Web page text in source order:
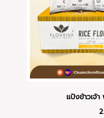
แป้งข้าวเจ้